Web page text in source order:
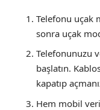
Telefonu uçak
sonra uçak
Telefonunuzu
başlatın.
kapatıp
Hem mobil